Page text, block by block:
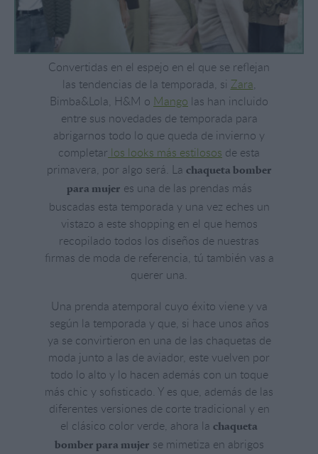
Convertidas en el espejo en el que se reflejan
las tendencias de la temporada, si Zara,
Bimba&Lola, H&M o Mango las han incluido
entre sus novedades de temporada para
abrigarnos todo lo que queda de invierno y
completar los looks más estilosos de esta
primavera, por algo será. La chaqueta bomber
para mujer es una de las prendas más
buscadas esta temporada y una vez eches un
vistazo a este shopping en el que hemos
recopilado todos los diseños de nuestras
firmas de moda de referencia, tú también vas a
querer una.
Una prenda atemporal cuyo éxito viene y va
según la temporada y que, si hace unos años
ya se convirtieron en una de las chaquetas de
moda junto a las de aviador, este vuelven por
todo lo alto y lo hacen además con un toque
más chic y sofisticado. Y es que, además de las
diferentes versiones de corte tradicional y en
el clásico color verde, ahora la chaqueta
bomber para mujer se mimetiza en abrigos